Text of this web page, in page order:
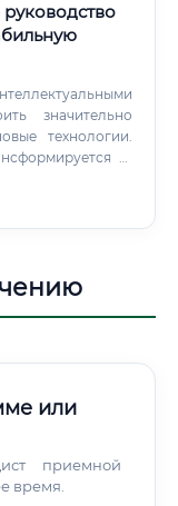
значительно
технологии.
—
по цифровым
или
приемной
время.